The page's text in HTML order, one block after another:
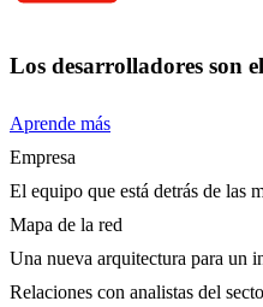
Los desarrolladores son
Aprende más
Empresa
El equipo que está detrás de las
Mapa de la red
Una nueva arquitectura para un
Relaciones con analistas del